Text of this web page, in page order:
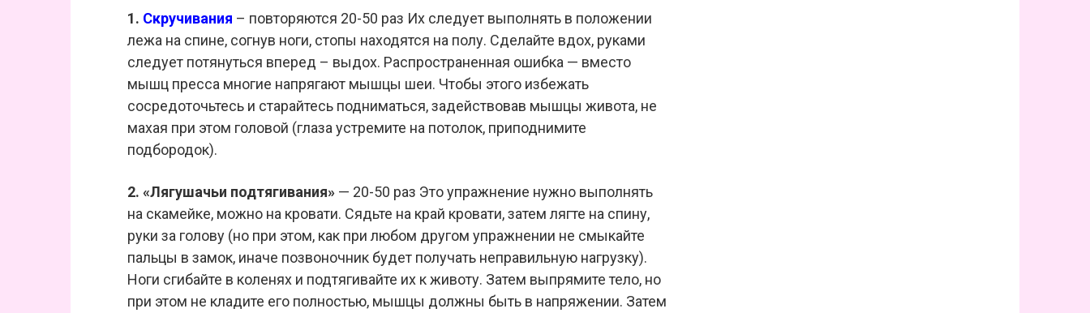
1. Скручивания – повторяются 20-50 раз Их следует выполнять в положении
лежа на спине, согнув ноги, стопы находятся на полу. Сделайте вдох, руками
следует потянуться вперед – выдох. Распространенная ошибка — вместо
мышц пресса многие напрягают мышцы шеи. Чтобы этого избежать
сосредоточьтесь и старайтесь подниматься, задействовав мышцы живота, не
махая при этом головой (глаза устремите на потолок, приподнимите
подбородок).
2. «Лягушачьи подтягивания» — 20-50 раз Это упражнение нужно выполнять
на скамейке, можно на кровати. Сядьте на край кровати, затем лягте на спину,
руки за голову (но при этом, как при любом другом упражнении не смыкайте
пальцы в замок, иначе позвоночник будет получать неправильную нагрузку).
Ноги сгибайте в коленях и подтягивайте их к животу. Затем выпрямите тело, но
при этом не кладите его полностью, мышцы должны быть в напряжении. Затем